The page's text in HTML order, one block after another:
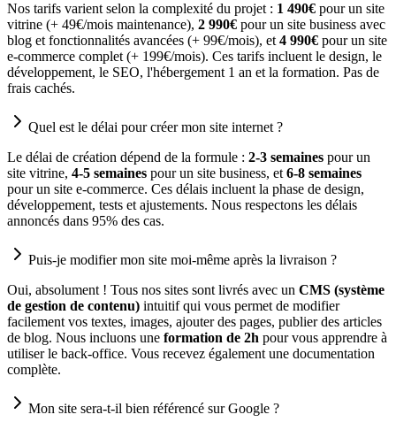
Nos tarifs varient selon la complexité du projet : 1 490€ pour un site
vitrine (+ 49€/mois maintenance), 2 990€ pour un site business avec
blog et fonctionnalités avancées (+ 99€/mois), et 4 990€ pour un site
e-commerce complet (+ 199€/mois). Ces tarifs incluent le design, le
développement, le SEO, l'hébergement 1 an et la formation. Pas de
frais cachés.
Quel est le délai pour créer mon site internet ?
Le délai de création dépend de la formule : 2-3 semaines pour un
site vitrine, 4-5 semaines pour un site business, et 6-8 semaines
pour un site e-commerce. Ces délais incluent la phase de design,
développement, tests et ajustements. Nous respectons les délais
annoncés dans 95% des cas.
Puis-je modifier mon site moi-même après la livraison ?
Oui, absolument ! Tous nos sites sont livrés avec un CMS (système
de gestion de contenu) intuitif qui vous permet de modifier
facilement vos textes, images, ajouter des pages, publier des articles
de blog. Nous incluons une formation de 2h pour vous apprendre à
utiliser le back-office. Vous recevez également une documentation
complète.
Mon site sera-t-il bien référencé sur Google ?